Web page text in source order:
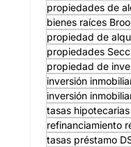
propiedades de
bienes raíces
propiedad de
propiedades
propiedad de
inversión
inversión
tasas
refinanciamiento
tasas préstamo